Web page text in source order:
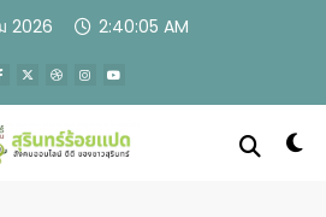
2026 2:40:06 AM